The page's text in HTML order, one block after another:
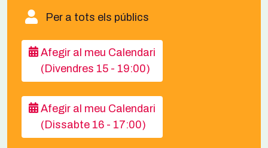
Per a tots els públics
Afegir al meu Calendari
(Divendres 15 - 19:00)
Afegir al meu Calendari
(Dissabte 16 - 17:00)